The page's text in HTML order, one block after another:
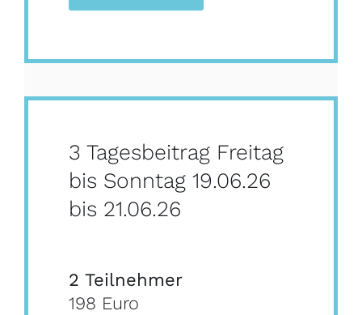
3 Tagesbeitrag Freitag
bis Sonntag 19.06.26
bis 21.06.26
2 Teilnehmer
198 Euro